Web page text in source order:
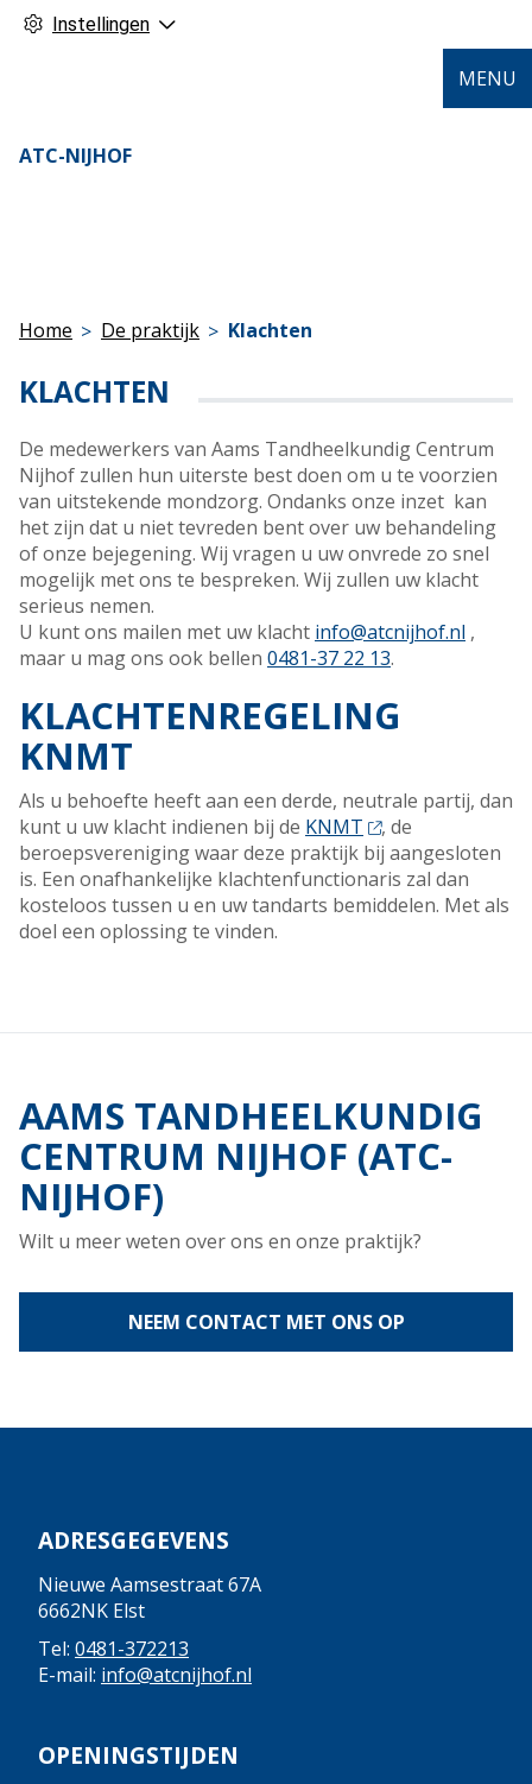
Instellingen
ATC-NIJHOF
MENU
Home De praktijk Klachten
KLACHTEN
De medewerkers van Aams Tandheelkundig Centrum
Nijhof zullen hun uiterste best doen om u te voorzien
van uitstekende mondzorg. Ondanks onze inzet kan
het zijn dat u niet tevreden bent over uw behandeling
of onze bejegening. Wij vragen u uw onvrede zo snel
mogelijk met ons te bespreken. Wij zullen uw klacht
serieus nemen.
U kunt ons mailen met uw klacht info@atcnijhof.nl ,
maar u mag ons ook bellen 0481-37 22 13.
KLACHTENREGELING
KNMT
Als u behoefte heeft aan een derde, neutrale partij, dan
kunt u uw klacht indienen bij de KNMT
, de
beroepsvereniging waar deze praktijk bij aangesloten
is. Een onafhankelijke klachtenfunctionaris zal dan
kosteloos tussen u en uw tandarts bemiddelen. Met als
doel een oplossing te vinden.
AAMS TANDHEELKUNDIG
CENTRUM NIJHOF (ATC-
NIJHOF)
Wilt u meer weten over ons en onze praktijk?
NEEM CONTACT MET ONS OP
ADRESGEGEVENS
Nieuwe Aamsestraat 67A
6662NK Elst
Tel: 0481-372213
E-mail: info@atcnijhof.nl
OPENINGSTIJDEN